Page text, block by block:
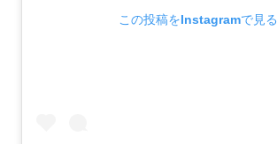
この投稿をInstagramで見る